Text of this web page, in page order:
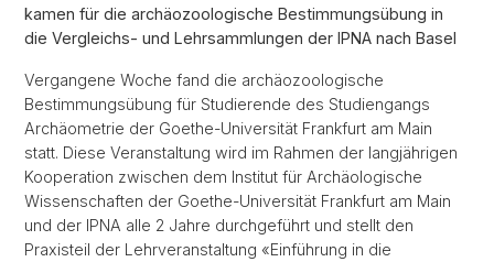
kamen für die archäozoologische Bestimmungsübung in
die Vergleichs- und Lehrsammlungen der IPNA nach Basel
Vergangene Woche fand die archäozoologische
Bestimmungsübung für Studierende des Studiengangs
Archäometrie der Goethe-Universität Frankfurt am Main
statt. Diese Veranstaltung wird im Rahmen der langjährigen
Kooperation zwischen dem Institut für Archäologische
Wissenschaften der Goethe-Universität Frankfurt am Main
und der IPNA alle 2 Jahre durchgeführt und stellt den
Praxisteil der Lehrveranstaltung «Einführung in die